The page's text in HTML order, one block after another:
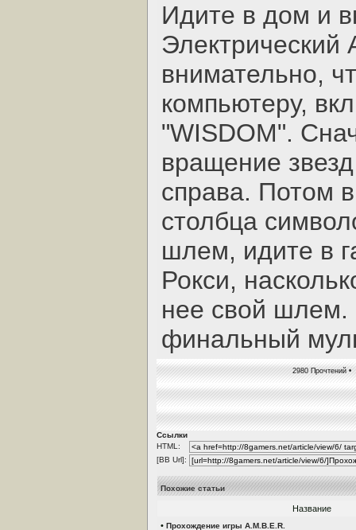
Идите в дом и
Электрический
внимательно,
компьютеру,
"WISDOM".
вращение
справа. Потом
столбца
шлем, идите в
Рокси,
нее свой шлем.
финальный
2980 Прочтений •
Ссылки
HTML:
[BB Url]:
Похожие статьи
Название
• Прохождение игры A.M.B.E.R.